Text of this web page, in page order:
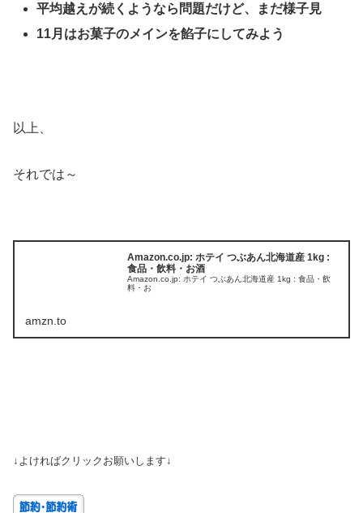
平均越えが続くようなら問題だけど、まだ様子見
11月はお菓子のメインを餡子にしてみよう
以上、
それでは～
Amazon.co.jp: ホテイ つぶあん北海道産 1kg :
食品・飲料・お酒
Amazon.co.jp: ホテイ つぶあん北海道産 1kg : 食品・飲
料・お
amzn.to
↓よければクリックお願いします↓